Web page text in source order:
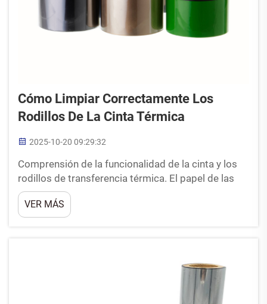
Cómo Limpiar Correctamente Los
Rodillos De La Cinta Térmica
2025-10-20 09:29:32
Comprensión de la funcionalidad de la cinta y los
rodillos de transferencia térmica. El papel de las
cintas de transferencia térmica en la impresión de
etiquetas. Las cintas de transferencia térmica, o
TTR como a veces se les llama, funcionan
VER MÁS